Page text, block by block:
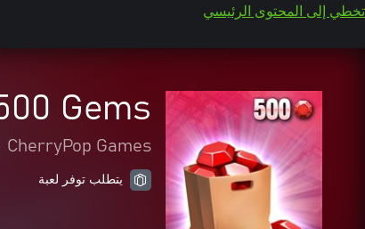
تخطي إلى المحتوى الرئيسي
Gems
CherryPop Games
يتطلب توفر لعبة